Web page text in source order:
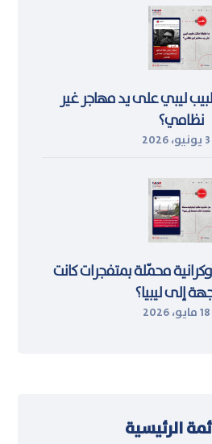
ليبي على يد مهاجر غير
نظامي؟
3 يونيو، 2026
محمّلة بمتفجرات كانت
إلى ليبيا؟
18 مايو، 2026
الرئيسية